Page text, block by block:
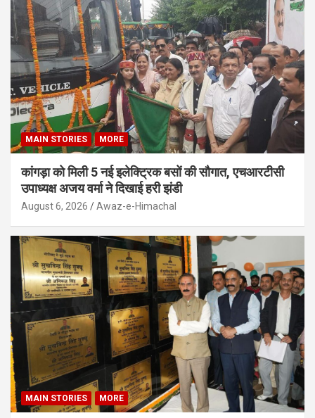
MAIN STORIES MORE
कांगड़ा को मिली 5 नई इलेक्ट्रिक बसों की सौगात, एचआरटीसी
उपाध्यक्ष अजय वर्मा ने दिखाई हरी झंडी
August 6, 2026 Awaz-e-Himachal
MAIN STORIES MORE